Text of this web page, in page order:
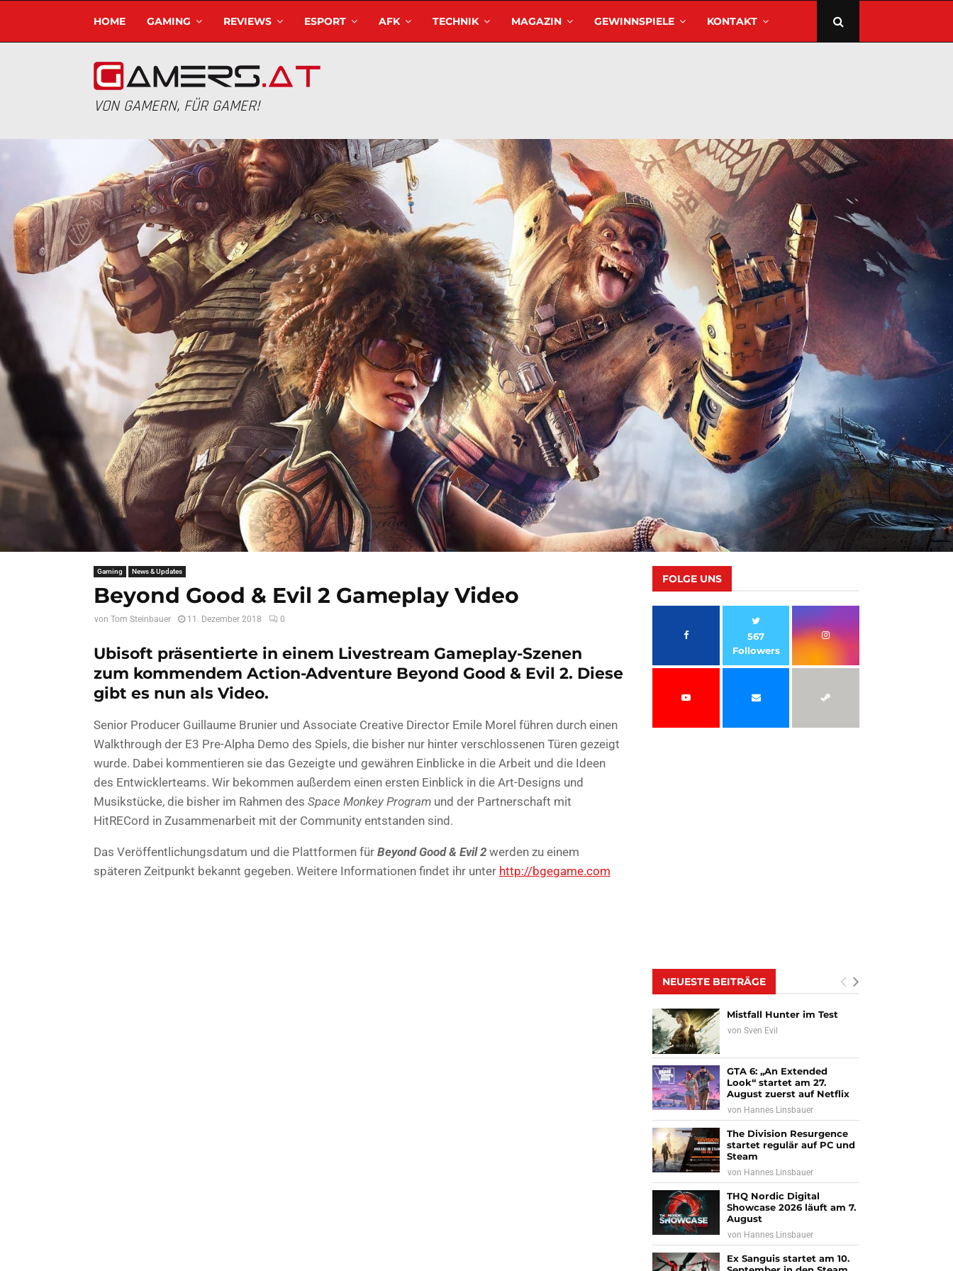
HOME GAMING REVIEWS ESPORT AFK TECHNIK MAGAZIN GEWINNSPIELE KONTAKT
VON GAMERN, FÜR GAMER!
Gaming News & Updates
Beyond Good & Evil 2 Gameplay Video
von Tom Steinbauer 11. Dezember 2018 0
Ubisoft präsentierte in einem Livestream Gameplay-Szenen
zum kommendem Action-Adventure Beyond Good & Evil 2. Diese
gibt es nun als Video.
Senior Producer Guillaume Brunier und Associate Creative Director Emile Morel führen durch einen
Walkthrough der E3 Pre-Alpha Demo des Spiels, die bisher nur hinter verschlossenen Türen gezeigt
wurde. Dabei kommentieren sie das Gezeigte und gewähren Einblicke in die Arbeit und die Ideen
des Entwicklerteams. Wir bekommen außerdem einen ersten Einblick in die Art-Designs und
Musikstücke, die bisher im Rahmen des Space Monkey Program und der Partnerschaft mit
HitRECord in Zusammenarbeit mit der Community entstanden sind.
Das Veröffentlichungsdatum und die Plattformen für Beyond Good & Evil 2 werden zu einem
späteren Zeitpunkt bekannt gegeben. Weitere Informationen findet ihr unter http://bgegame.com
FOLGE UNS
567
Followers
NEUESTE BEITRÄGE
Mistfall Hunter im Test
vonSven Evil
GTA 6: „An Extended
Look“ startet am 27.
August zuerst auf Netflix
von Hannes Linsbauer
The Division Resurgence
startet regulär auf PC und
Steam
von Hannes Linsbauer
THQ Nordic Digital
Showcase 2026 läuft am 7.
August
von Hannes Linsbauer
Ex Sanguis startet am 10.